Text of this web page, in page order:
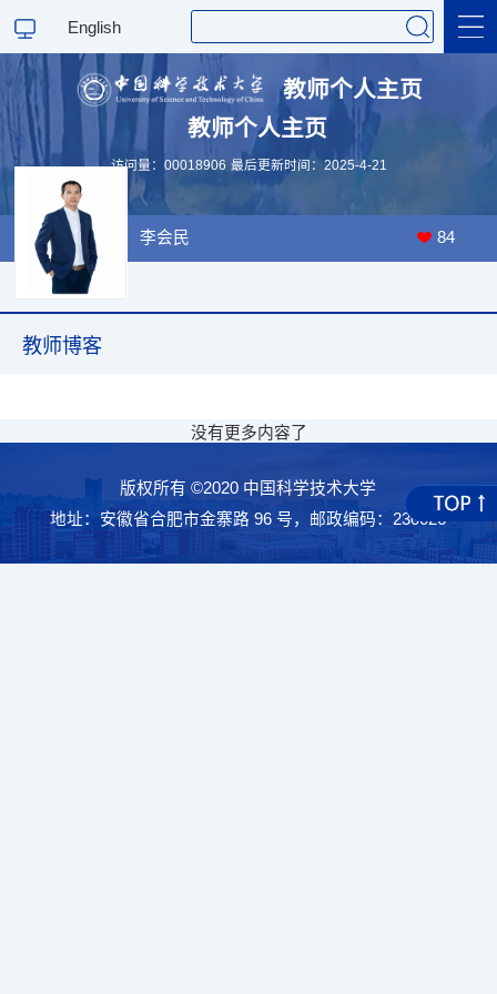
English
教师个人主页
教师个人主页
访问量： 00018906 最后更新时间： 2025-4-21
李会民 84
教师博客
没有更多内容了
版权所有 ©2020 中国科学技术大学
地址：安徽省合肥市金寨路 96 号，邮政编码：230026